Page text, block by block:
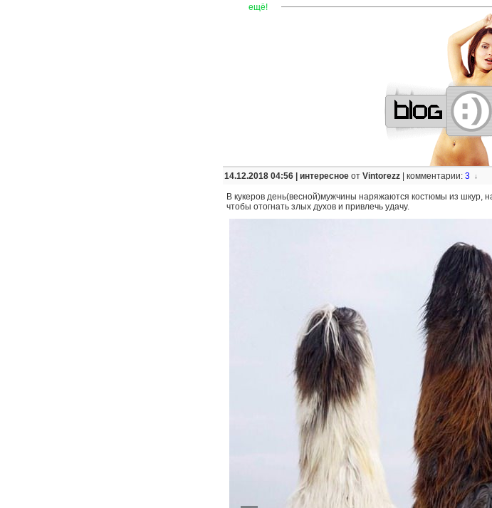
ещё! ——————————————————
14.12.2018 04:56 | интересноеот Vintorezz| комментарии: 3 ↓
В кукеров день(весной)мужчины наряжаются костюмы из шкур,
чтобы отогнать злых духов и привлечь удачу.